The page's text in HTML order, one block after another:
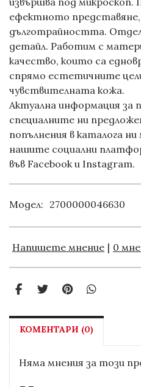
ефектното
дълготрайността.
детайл. Работим с
качество, които са
спрямо естетичните
чувствителната кожа.
Актуална информация за
специалните ни
попълнения в каталога
нашите социални
във Facebookи Instagram.
Модел: 2700000046630
Напишете мнение | 0
КОМЕНТАРИ (0)
Няма мнения за този